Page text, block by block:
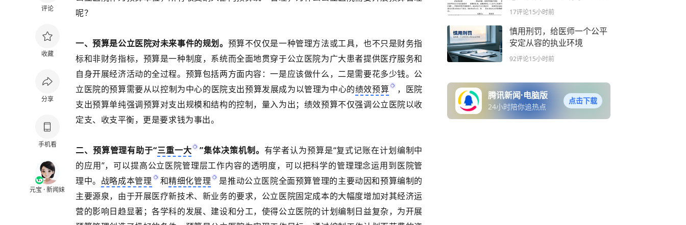
评论
收藏
分享
手机看
元宝 · 新闻妹
呢？
一、预算是公立医院对未来事件的规划。 预算不仅仅是一种管理方法或工具，也不只是财务指
标和非财务指标，预算是一种制度，系统而全面地贯穿于公立医院为广大患者提供医疗服务和
自身开展经济活动的全过程。预算包括两方面内容：一是应该做什么，二是需要花多少钱。 公
立医院的预算需要从以控制为中心的医院支出预算发展成为以管理为中心的绩效预算
，医院
支出预算单纯强调预算对支出规模和结构的控制，量入为出；绩效预算不仅强调公立医院以收
定支、收支平衡，更是要求钱为事出。
二、预算管理有助于“三重一大 ”集体决策机制。 有学者认为预算是“复式记账在计划编制中
的应用”，可以提高公立医院管理层工作内容的透明度，可以把科学的管理理念运用到医院管
理中。 战略成本管理 和精细化管理
是推动公立医院全面预算管理的主要动因和预算编制的
主要源泉，由于开展医疗新技术、新业务的要求，公立医院固定成本的大幅度增加对其经济运
营的影响日趋显著；各学科的发展、建设和分工，使得公立医院的计划编制日益复杂，为开展
火，碰瓷索赔！
17评论15小时前
慎用刑罚，给医师一个公平
安定从容的执业环境
92评论15小时前
腾讯新闻·电脑版
24小时陪你追热点
点击下载